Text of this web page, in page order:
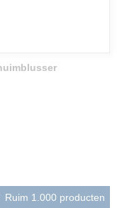
Ruim 1.000 producten